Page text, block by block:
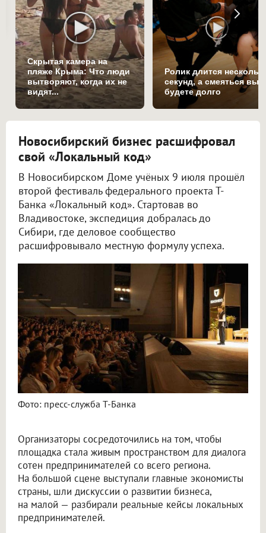
Скрытая камера на
пляже Крыма: Что люди
вытворяют, когда их не
видят...
Ролик длится
секунд, а смеяться вы
будете долго
Новосибирский бизнес расшифровал
свой «Локальный код»
В Новосибирском Доме учёных 9 июля прошёл
второй фестиваль федерального проекта Т-
Банка «Локальный код». Стартовав во
Владивостоке, экспедиция добралась до
Сибири, где деловое сообщество
расшифровывало местную формулу успеха.
Фото: пресс-служба Т-Банка
Организаторы сосредоточились на том, чтобы
площадка стала живым пространством для диалога
сотен предпринимателей со всего региона.
На большой сцене выступали главные экономисты
страны, шли дискуссии о развитии бизнеса,
на малой — разбирали реальные кейсы локальных
предпринимателей.